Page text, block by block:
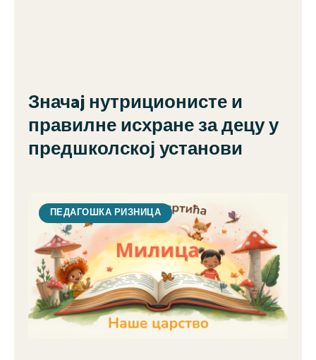
Значaj нутриционисте и
правилне исхране за децу у
предшколској установи
ПЕДАГОШКА РИЗНИЦА